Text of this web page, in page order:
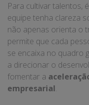
Para cultivar talentos,
equipe tenha clareza
não apenas orienta o
permite que cada
se encaixa no quadro
a direcionar o
fomentar a
empresarial.